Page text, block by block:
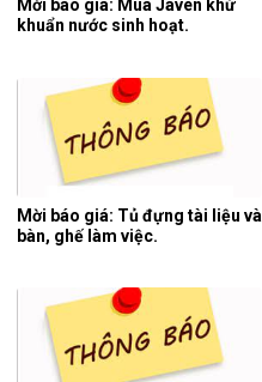
Mời báo giá: Mua Javen khử
khuẩn nước sinh hoạt.
Mời báo giá: Tủ đựng tài liệu và
bàn, ghế làm việc.